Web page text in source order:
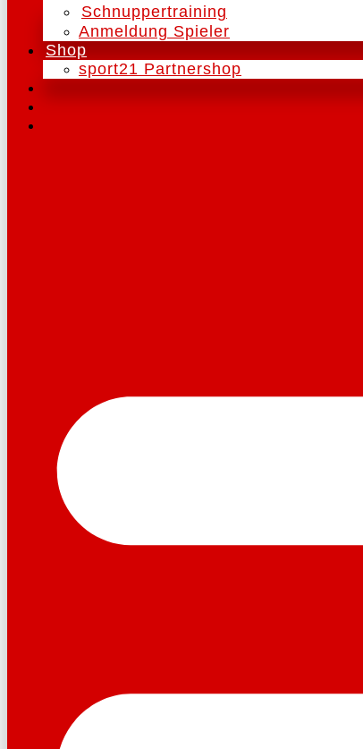
Schnuppertraining
Anmeldung Spieler
Shop
sport21 Partnershop